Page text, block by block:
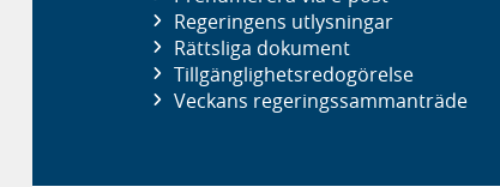
Regeringens utlysningar
Rättsliga dokument
Tillgänglighetsredogörelse
Veckans regeringssammanträde